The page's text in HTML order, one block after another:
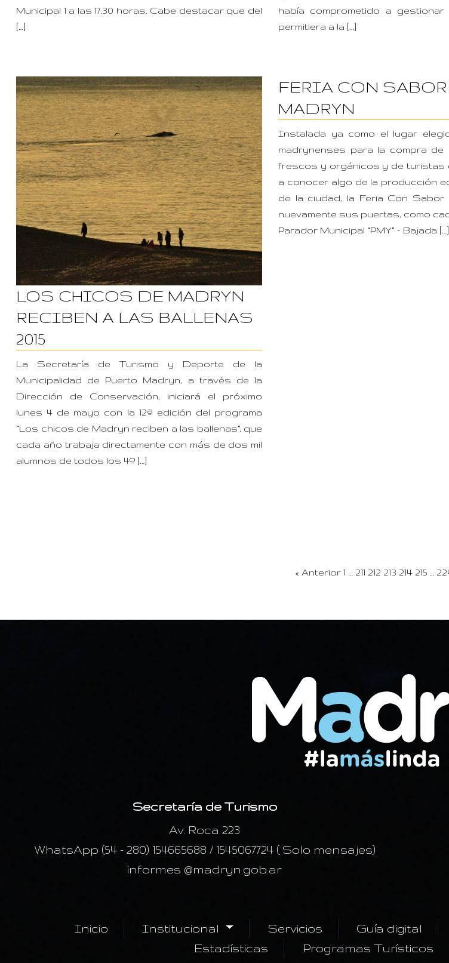
Municipal 1 a las 17.30 horas. Cabe destacar que del
[…]
había comprometido a
permitiera a la […]
LOS CHICOS DE MADRYN
RECIBEN A LAS BALLENAS
2015
La Secretaría de Turismo y Deporte de la
Municipalidad de Puerto Madryn, a través de la
Dirección de Conservación, iniciará el próximo
lunes 4 de mayo con la 12ª edición del programa
“Los chicos de Madryn reciben a las ballenas”, que
cada año trabaja directamente con más de dos mil
alumnos de todos los 4º […]
FERIA CON SABOR
MADRYN
Instalada ya como el lugar
madrynenses para la compra
frescos y orgánicos y de turistas
a conocer algo de la producción
de la ciudad, la Feria Con Sabor
nuevamente sus puertas, como
Parador Municipal “PMY” – Bajada […]
« Anterior 1 211 212 213 214 215
Secretaría de Turismo
Av. Roca 223
WhatsApp (54 - 280) 154665688 / 1545067724 ( Solo mensajes)
informes @madryn.gob.ar
Inicio Institucional Servicios Guía digital
Estadísticas
Programas Turísticos